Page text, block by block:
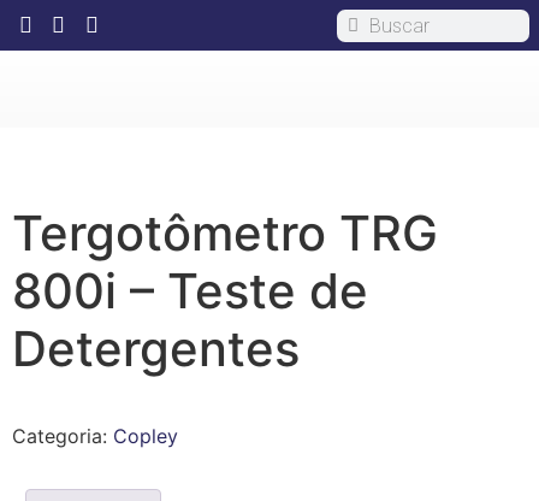
Tergotômetro TRG
800i – Teste de
Detergentes
Categoria: Copley